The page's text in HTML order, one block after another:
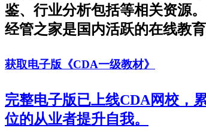
鉴、行业分析包括等相关资源。
经管之家是国内活跃的在线教
获取电子版《CDA一级教材》
完整电子版已上线CDA网校，
位的从业者提升自我。